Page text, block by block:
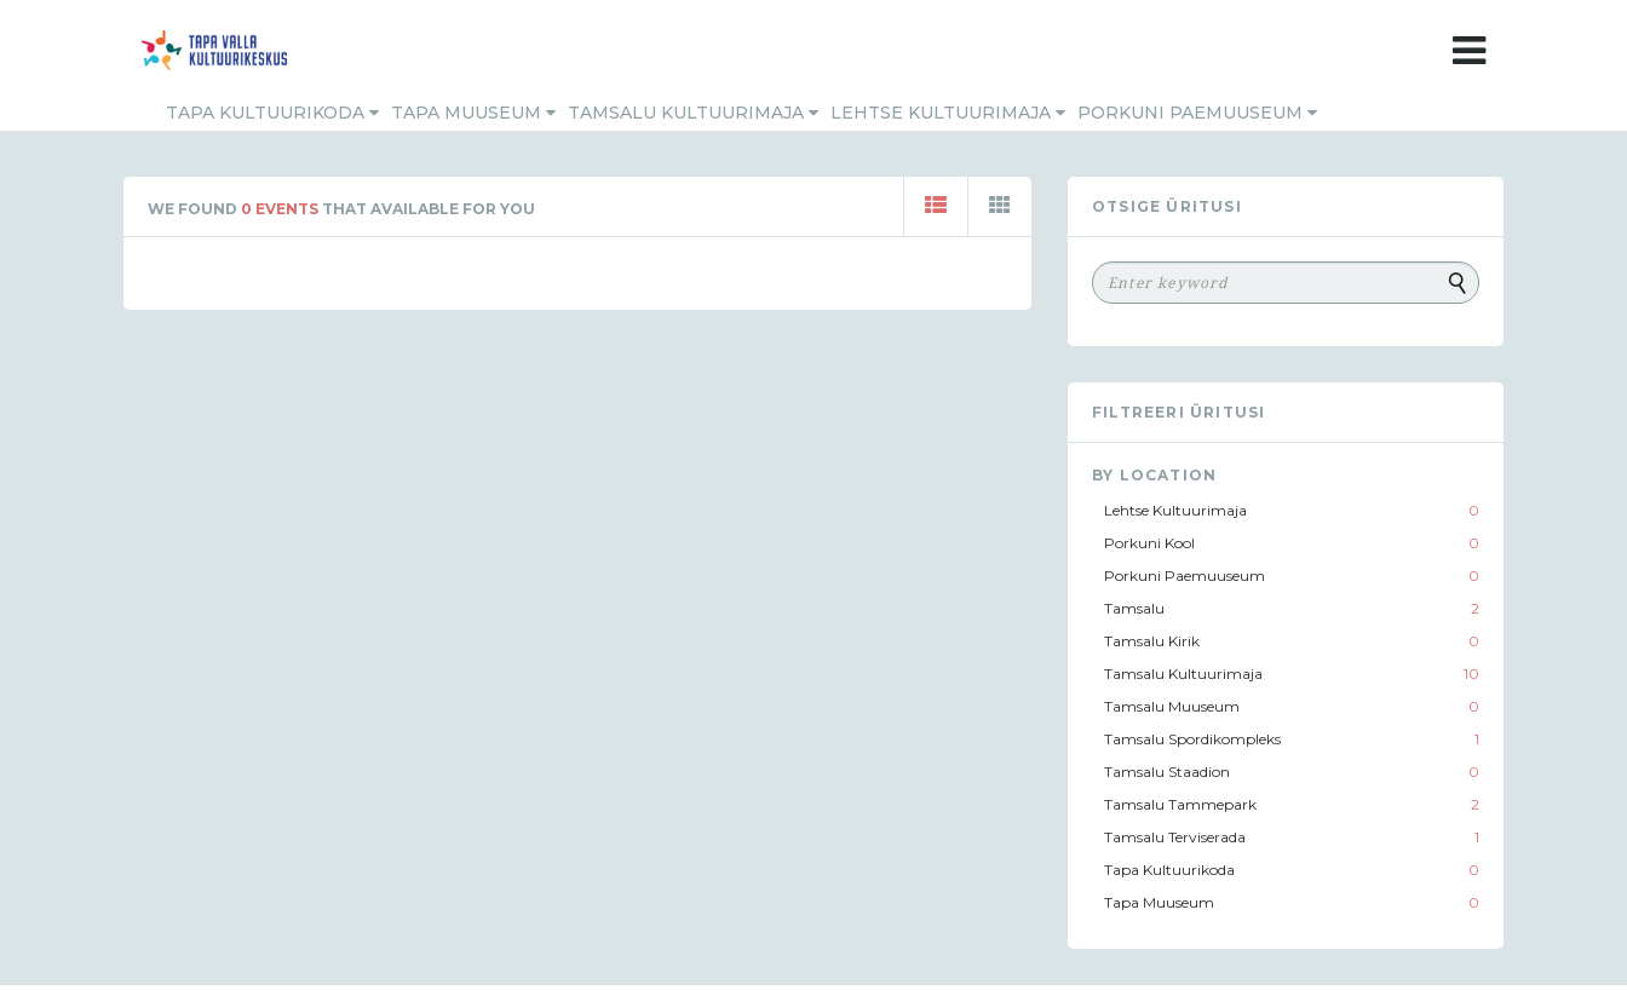
TAPA KULTUURIKODA TAPA MUUSEUM TAMSALU KULTUURIMAJA LEHTSE KULTUURIMAJA PORKUNI PAEMUUSEUM
WE FOUND 0 EVENTS THAT AVAILABLE FOR YOU OTSIGE ÜRITUSI
FILTREERI ÜRITUSI
BY LOCATION
Lehtse Kultuurimaja
0
Porkuni Kool
0
Porkuni Paemuuseum
0
Tamsalu
2
Tamsalu Kirik
0
Tamsalu Kultuurimaja
10
Tamsalu Muuseum
0
Tamsalu Spordikompleks
1
Tamsalu Staadion
0
Tamsalu Tammepark
2
Tamsalu Terviserada
1
Tapa Kultuurikoda
0
Tapa Muuseum
0